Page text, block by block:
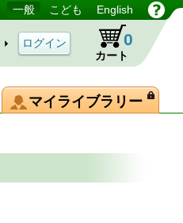
一般 こども English
カート
0
マイライブラリー